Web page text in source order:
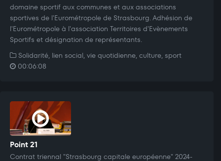
domaine sportif aux communes et aux associations
sportives de l'Eurométropole de Strasbourg. Adhésion de
l'Eurométropole à l'association Territoires d'Evènements
Sportifs et désignation de représentants.
Solidarité, lien social, vie quotidienne, culture, sport
00:06:08
Point 21
Contrat triennal "Strasbourg capitale européenne" 2024-